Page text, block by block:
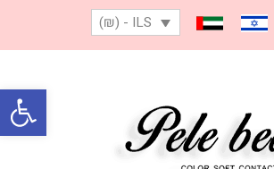
Open toolbar
(₪) - ILS